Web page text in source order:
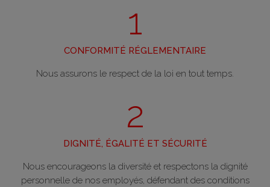
1
CONFORMITÉ RÉGLEMENTAIRE
Nous assurons le respect de la loi en tout temps.
2
DIGNITÉ, ÉGALITÉ ET SÉCURITÉ
Nous encourageons la diversité et respectons la dignité
personnelle de nos employés, défendant des conditions